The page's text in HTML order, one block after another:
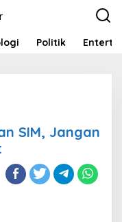
Politik
SIM, Jangan